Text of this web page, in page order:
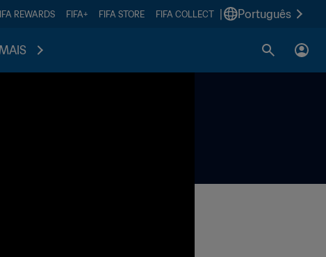
REWARDS FIFA+ FIFA STORE FIFA COLLECT Português